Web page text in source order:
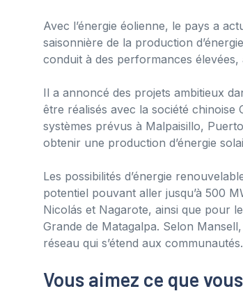
Avec l’énergie éolienne, le pays a
saisonnière de la production
conduit à des performances élevées,
Il a annoncé des projets ambitieux
être réalisés avec la société chinoise
systèmes prévus à Malpaisillo,
obtenir une production d’énergie
Les possibilités d’énergie
potentiel pouvant aller jusqu’à 500
Nicolás et Nagarote, ainsi que pour
Grande de Matagalpa. Selon
réseau qui s’étend aux communautés.
Vous aimez ce que